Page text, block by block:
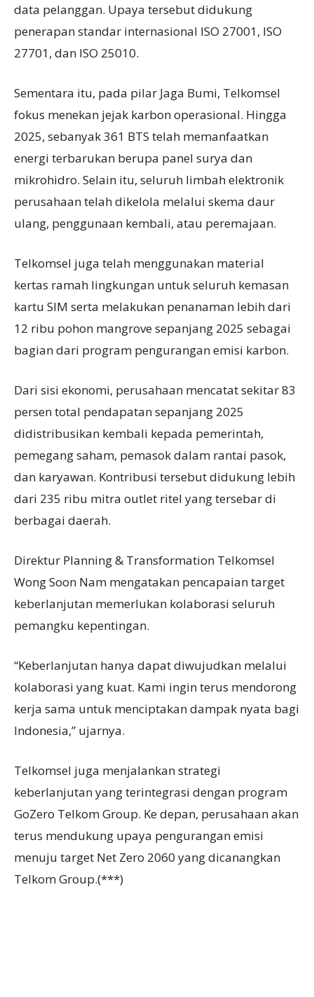
data pelanggan. Upaya tersebut didukung
penerapan standar internasional ISO 27001, ISO
27701, dan ISO 25010.
Sementara itu, pada pilar Jaga Bumi, Telkomsel
fokus menekan jejak karbon operasional. Hingga
2025, sebanyak 361 BTS telah memanfaatkan
energi terbarukan berupa panel surya dan
mikrohidro. Selain itu, seluruh limbah elektronik
perusahaan telah dikelola melalui skema daur
ulang, penggunaan kembali, atau peremajaan.
Telkomsel juga telah menggunakan material
kertas ramah lingkungan untuk seluruh kemasan
kartu SIM serta melakukan penanaman lebih dari
12 ribu pohon mangrove sepanjang 2025 sebagai
bagian dari program pengurangan emisi karbon.
Dari sisi ekonomi, perusahaan mencatat sekitar 83
persen total pendapatan sepanjang 2025
didistribusikan kembali kepada pemerintah,
pemegang saham, pemasok dalam rantai pasok,
dan karyawan. Kontribusi tersebut didukung lebih
dari 235 ribu mitra outlet ritel yang tersebar di
berbagai daerah.
Direktur Planning & Transformation Telkomsel
Wong Soon Nam mengatakan pencapaian target
keberlanjutan memerlukan kolaborasi seluruh
pemangku kepentingan.
“Keberlanjutan hanya dapat diwujudkan melalui
kolaborasi yang kuat. Kami ingin terus mendorong
kerja sama untuk menciptakan dampak nyata bagi
Indonesia,” ujarnya.
Telkomsel juga menjalankan strategi
keberlanjutan yang terintegrasi dengan program
GoZero Telkom Group. Ke depan, perusahaan akan
terus mendukung upaya pengurangan emisi
menuju target Net Zero 2060 yang dicanangkan
Telkom Group.(***)